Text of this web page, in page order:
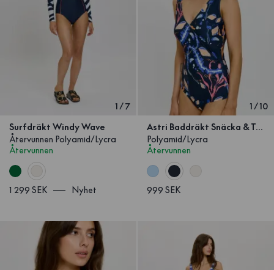
1/7
Surfdräkt Windy Wave
Återvunnen Polyamid/Lycra
Återvunnen
1 299 SEK Nyhet
1/10
Astri Baddräkt Snäcka & Tång
Polyamid/Lycra
Återvunnen
999 SEK